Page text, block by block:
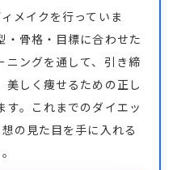
メイクを行っていま
・骨格・目標に合わせた
ニングを通して、引き締
美しく痩せるための正し
す。これまでのダイエッ
の見た目を手に入れる